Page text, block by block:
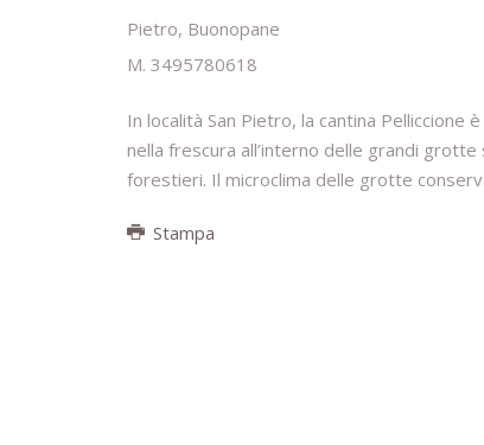
Pietro, Buonopane
M. 3495780618
In località San Pietro, la cantina
nella frescura all’interno delle grandi
forestieri. Il microclima delle grotte
Stampa